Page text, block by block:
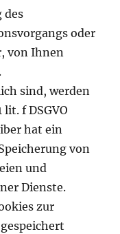
des
oder
von Ihnen
sind, werden
f DSGVO
hat ein
von
und
Dienste.
zur